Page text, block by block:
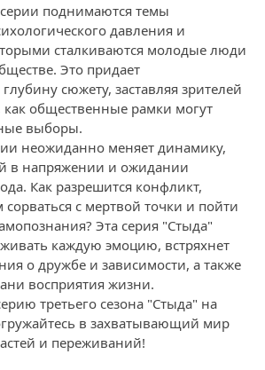
поднимаются темы
давления и
сталкиваются молодые люди
Это придает
сюжету, заставляя зрителей
как общественные рамки могут
выборы.
неожиданно меняет динамику,
в напряжении и ожидании
Как разрешится конфликт,
сорваться с мертвой точки и пойти
Эта серия "Стыда"
каждую эмоцию, встряхнет
о дружбе и зависимости, а также
восприятия жизни.
третьего сезона "Стыда" на
в захватывающий мир
и переживаний!